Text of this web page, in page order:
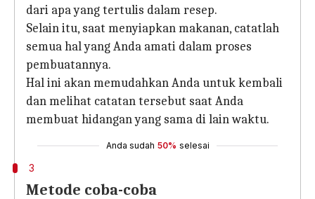
dari apa yang tertulis dalam resep.
Selain itu, saat menyiapkan makanan, catatlah
semua hal yang Anda amati dalam proses
pembuatannya.
Hal ini akan memudahkan Anda untuk kembali
dan melihat catatan tersebut saat Anda
membuat hidangan yang sama di lain waktu.
Anda sudah 50% selesai
3
Metode coba-coba